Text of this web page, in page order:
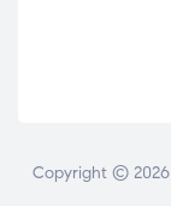
Copyright © 2026